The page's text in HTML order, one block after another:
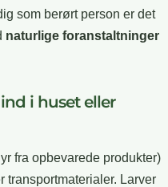
som berørt person er det
naturlige foranstaltninger
i huset eller
fra opbevarede produkter)
transportmaterialer. Larver